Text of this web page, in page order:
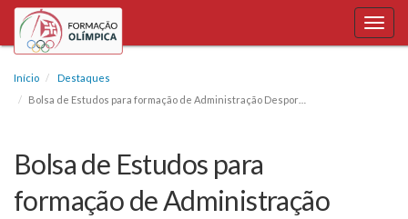
Início
Destaques
Bolsa de Estudos para formação de Administração Desportiva
Bolsa de Estudos para
formação de Administração